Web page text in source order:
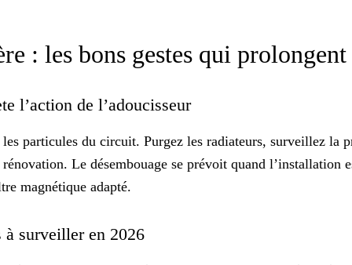
: les bons gestes qui
l’action de l’adoucisseur
particules du circuit. Purgez les radiateurs, surveillez la
Le désembouage se prévoit quand l’installation
magnétique adapté.
à surveiller en 2026